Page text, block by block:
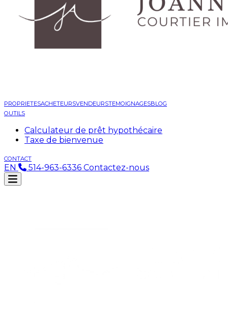
PROPRIETESACHETEURSVENDEURSTEMOIGNAGESBLOG
OUTILS
Calculateur de prêt hypothécaire
Taxe de bienvenue
CONTACT
EN 514-963-6336 Contactez-nous